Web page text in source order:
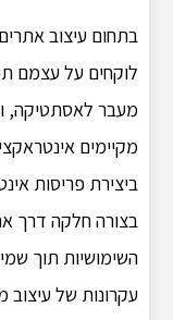
לוקחים על עצמם
מעבר לאסתטיקה,
מקיימים
ביצירת פריסות
בצורה חלקה דרך
השימושיות תוך
עקרונות של